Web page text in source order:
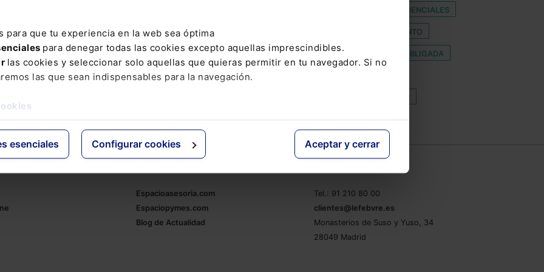
para que tu experiencia en la web sea óptima
para denegar todas las cookies excepto aquellas imprescindibles.
las cookies y seleccionar solo aquellas que quieras permitir en tu navegador. Si no
las que sean indispensables para la navegación.
esenciales Configurar cookies Aceptar y cerrar
CREDENCIALES
FACTURA DE EMPRESA GARCIA-VILLARRUBIA INCONSTITUCIONALIDAD CONFINAMIENTO
Y REPRODUCTIVA Y DE LA INTERRUPCIÓN VOLUNTARIA DEL EMBARAZO MATRIMONIALES OBLIGADA
PARLAMENTO ANDALUZ POTESTAD PARENTAL PROCESO ELECTORAL
Espacioasesoria.com
Espaciopymes.com
Blog de Actualidad
Tel.: 91 210 80 00
clientes@lefebvre.es
Monasterios de Suso y Yuso, 34
28049 Madrid